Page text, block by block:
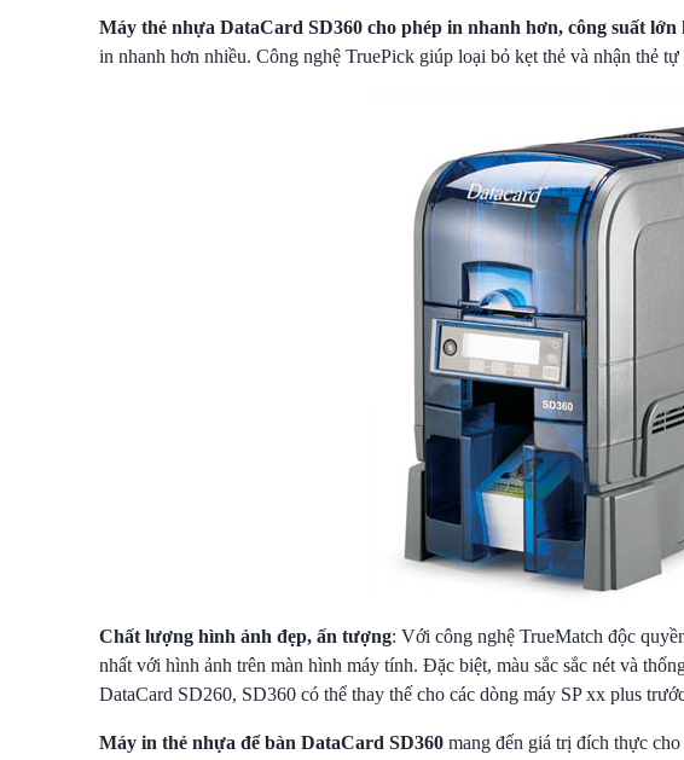
Máy thẻ nhựa DataCard SD360 cho phép in nhanh hơn, công suất lớn
in nhanh hơn nhiều. Công nghệ TruePick giúp loại bỏ kẹt thẻ và nhận thẻ
Chất lượng hình ảnh đẹp, ấn tượng: Với công nghệ TrueMatch độc
nhất với hình ảnh trên màn hình máy tính. Đặc biệt, màu sắc sắc nét và
DataCard SD260, SD360 có thể thay thế cho các dòng máy SP xx plus
Máy in thẻ nhựa để bàn DataCard SD360 mang đến giá trị đích thực